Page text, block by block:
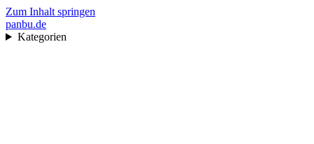
Zum Inhalt springen
panbu.de
Kategorien